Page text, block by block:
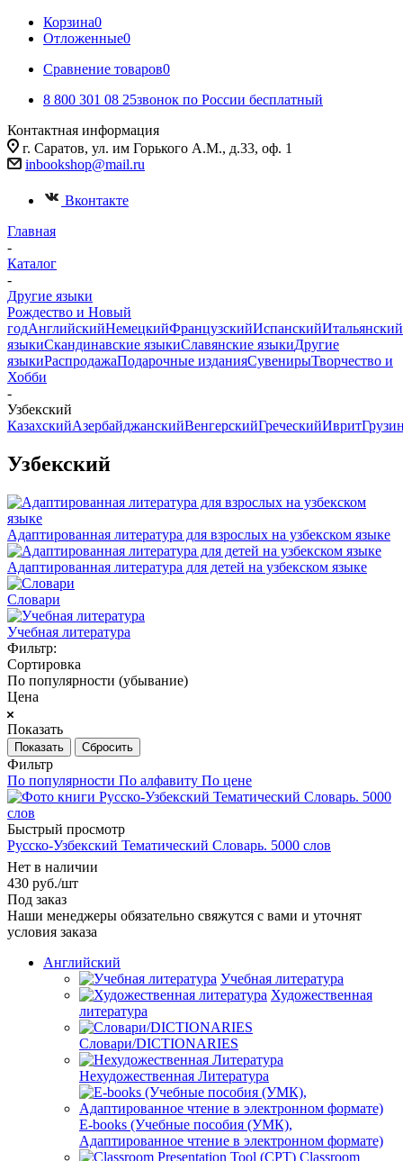
Корзина0
Отложенные0
Сравнение товаров0
8 800 301 08 25звонок по России бесплатный
Контактная информация
г. Саратов, ул. им Горького А.М., д.33, оф. 1
inbookshop@mail.ru
Вконтакте
Главная
-
Каталог
-
Другие языки
Рождество и Новый
годАнглийскийНемецкийФранцузскийИспанскийИтальянский
языкиСкандинавские языкиСлавянские языкиДругие
языкиРаспродажаПодарочные изданияСувенирыТворчество и
Хобби
-
Узбекский
КазахскийАзербайджанскийВенгерскийГреческийИврит
Узбекский
Адаптированная литература для взрослых на узбекском языке
Адаптированная литература для детей на узбекском языке
Словари
Учебная литература
Фильтр:
Сортировка
По популярности (убывание)
Цена
Показать
Сбросить
Фильтр
По популярности По алфавиту По цене
Быстрый просмотр
Русско-Узбекский Тематический Словарь. 5000 слов
Нет в наличии
430 руб./шт
Под заказ
Наши менеджеры обязательно свяжутся с вами и уточнят
условия заказа
Английский
Учебная литература
Художественная
литература
Словари/DICTIONARIES
Нехудожественная Литература
E-books (Учебные пособия (УМК),
Адаптированное чтение в электронном формате)
Classroom